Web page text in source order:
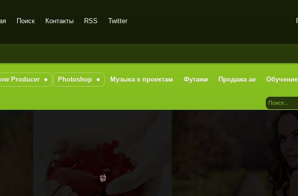
Поиск Контакты RSS Twitter
Producer Photoshop Музыка к проектам Футажи Продажа ae Обучение